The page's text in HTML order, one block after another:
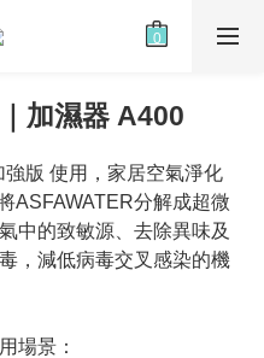
加濕器 A400
版 使用，家居空氣淨化
ASFAWATER分解成超微
中的致敏源、去除異味及
，減低病毒交叉感染的機
場景：